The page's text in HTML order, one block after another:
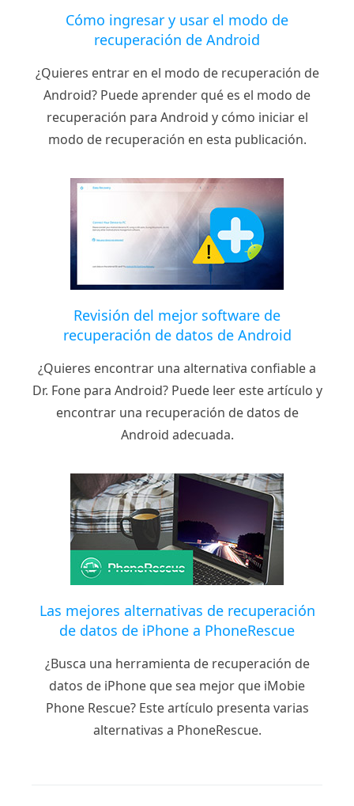
Cómo ingresar y usar el modo de
recuperación de Android
¿Quieres entrar en el modo de recuperación de
Android? Puede aprender qué es el modo de
recuperación para Android y cómo iniciar el
modo de recuperación en esta publicación.
Revisión del mejor software de
recuperación de datos de Android
¿Quieres encontrar una alternativa confiable a
Dr. Fone para Android? Puede leer este artículo y
encontrar una recuperación de datos de
Android adecuada.
Las mejores alternativas de recuperación
de datos de iPhone a PhoneRescue
¿Busca una herramienta de recuperación de
datos de iPhone que sea mejor que iMobie
Phone Rescue? Este artículo presenta varias
alternativas a PhoneRescue.